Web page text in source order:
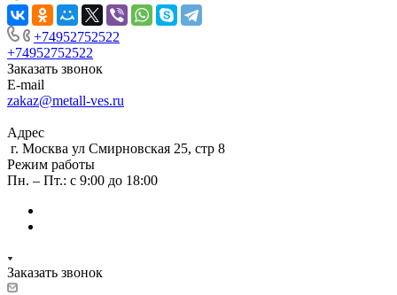
+74952752522
+74952752522
Заказать звонок
E-mail
zakaz@metall-ves.ru
Адрес
г. Москва ул Смирновская 25, стр 8
Режим работы
Пн. – Пт.: с 9:00 до 18:00
Заказать звонок